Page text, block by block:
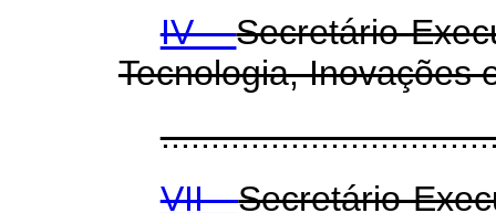
IV -Secretário-
Tecnologia, Inovações
VII -Secretário-